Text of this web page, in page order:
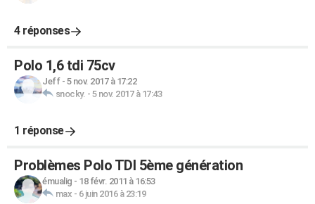
4 réponses
Polo 1,6 tdi 75cv
Jeff- 5 nov. 2017 à 17:22
snocky. - 5 nov. 2017 à 17:43
1 réponse
Problèmes Polo TDI 5ème génération
émualig - 18 févr. 2011 à 16:53
max - 6 juin 2016 à 23:19